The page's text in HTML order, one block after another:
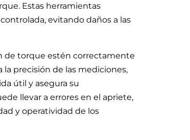
Estas herramientas
evitando daños a las
de torque estén correctamente
la precisión de las mediciones,
útil y asegura su
llevar a errores en el apriete,
y operatividad de los